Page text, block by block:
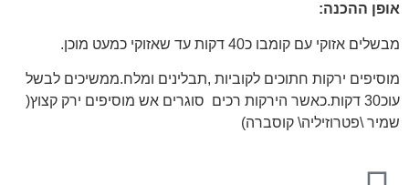
אופן ההכנה:
מבשלים אזוקי עם קומבו כ40 דקות עד שאזוקי כמעט מוכן.
מוסיפים ירקות חתוכים לקוביות ,תבלינים ומלח.ממשיכים לבשל
עוכ30 דקות.כאשר הירקות רכים סוגרים אש מוסיפים ירק קצוץ(
שמיר \פטרוזיליה\ קוסברה)